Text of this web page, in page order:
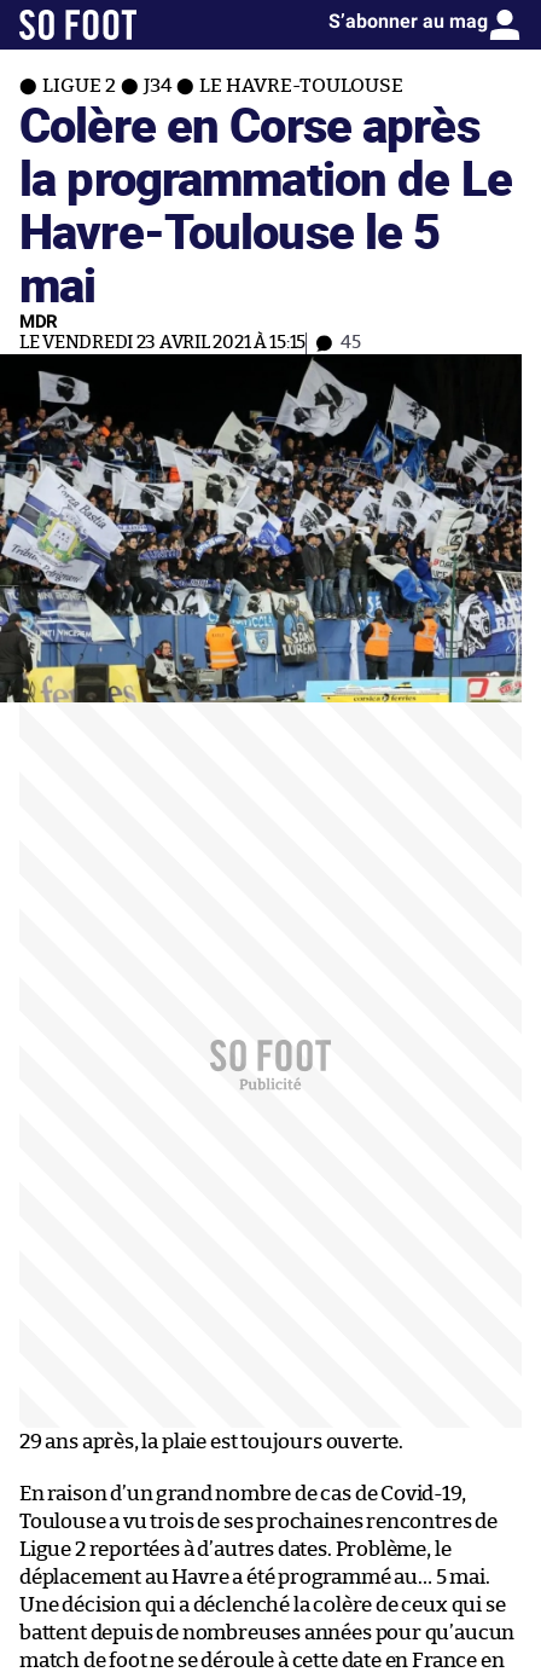
S’abonner au mag
LIGUE 2 J34 LE HAVRE-TOULOUSE
Colère en Corse après
la programmation de Le
Havre-Toulouse le 5
mai
MDR
LE VENDREDI 23 AVRIL 2021 À 15:15 45
29 ans après, la plaie est toujours ouverte.
En raison d’un grand nombre de cas de Covid-19,
Toulouse a vu trois de ses prochaines rencontres de
Ligue 2 reportées à d’autres dates. Problème, le
déplacement au Havre a été programmé au… 5 mai.
Une décision qui a déclenché la colère de ceux qui se
battent depuis de nombreuses années pour qu’aucun
match de foot ne se déroule à cette date en France en